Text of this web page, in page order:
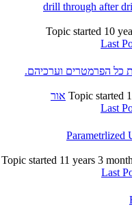
drill through after
Topic started 10
Last
Topic started אור
Last
Parametrlized
Topic started 11 years 3
Last